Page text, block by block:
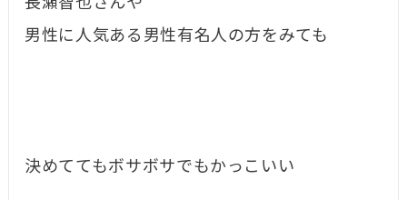
男性に人気ある男性有名人の方をみても
決めててもボサボサでもかっこいい